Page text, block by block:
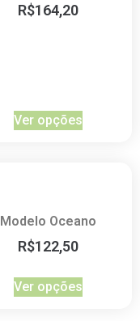
R$164,20
Ver opções
Modelo Oceano
R$122,50
Ver opções